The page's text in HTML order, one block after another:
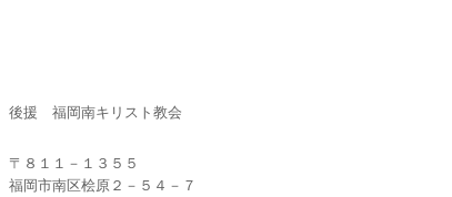
後援 福岡南キリスト教会
〒８１１－１３５５
福岡市南区桧原２－５４－７